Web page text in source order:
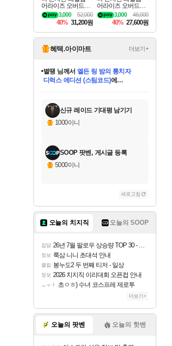
어라이즈 오버드라
이브 디럭스 에디션
Solo Leveling Arise
Overdrive Deluxe Edi
tion
52,000
3,000
40% 31,200원
어라이즈 오버드라
이브 Solo Leveling A
rise
46,000
3,000
40% 27,600원
혜택.아이마트 더보기+
교환.
당첨되셨습니다.
니코 님께서 (본편포함) 데이브 더
다이버 인 더 정글 번들 (스팀코드)
당첨되셨습니다.
당첨되셨습니다.
당첨되셨습니다.
당첨되셨습니다.
당첨되셨습니다.
에디션 (스팀코드)를 교환.
당첨되셨습니다.
신규 레이드 기대평 남기기
1000이니
SOOP 팟벤, 게시글 등록
5000이니
새로고침
오늘의 치지직 오늘의 SOOP
잡담 26년 7월 팔로우 상승량 TOP 30 - 월간 치지직
정보 룩삼 니니 초대석 안내
클립 봉누도2 두 번째 티저 - 일상
정보 2026 치지직 이리대회 오픈컵 안내
ㅗㅜㅑ 초ㅇㅎ) 수녀 코스프레 제로투
더보기+
오늘의 팟벤 오늘의 핫벤